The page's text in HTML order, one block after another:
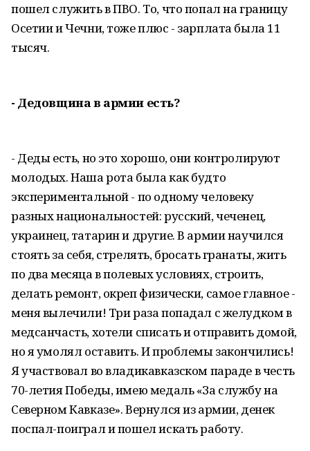
пошел служить в ПВО. То, что попал на границу
Осетии и Чечни, тоже плюс - зарплата была 11
тысяч.
- Дедовщина в армии есть?
- Деды есть, но это хорошо, они контролируют
молодых. Наша рота была как будто
экспериментальной - по одному человеку
разных национальностей: русский, чеченец,
украинец, татарин и другие. В армии научился
стоять за себя, стрелять, бросать гранаты, жить
по два месяца в полевых условиях, строить,
делать ремонт, окреп физически, самое главное -
меня вылечили! Три раза попадал с желудком в
медсанчасть, хотели списать и отправить домой,
но я умолял оставить. И проблемы закончились!
Я участвовал во владикавказском параде в честь
70-летия Победы, имею медаль «За службу на
Северном Кавказе». Вернулся из армии, денек
поспал-поиграл и пошел искать работу.